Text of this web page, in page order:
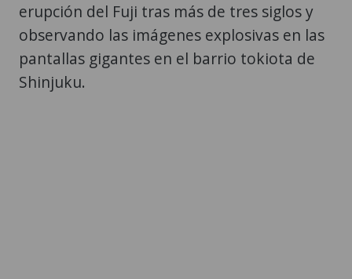
erupción del Fuji tras más de tres siglos y
observando las imágenes explosivas en las
pantallas gigantes en el barrio tokiota de
Shinjuku.